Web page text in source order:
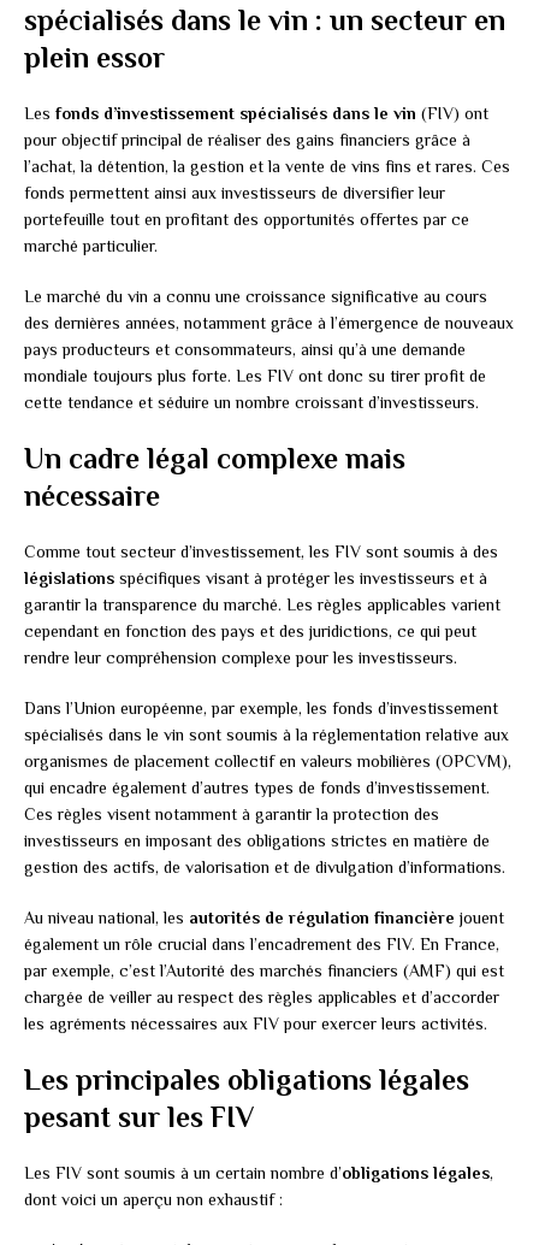
spécialisés dans le vin : un secteur en
plein essor
Les fonds d’investissement spécialisés dans le vin (FIV) ont
pour objectif principal de réaliser des gains financiers grâce à
l’achat, la détention, la gestion et la vente de vins fins et rares. Ces
fonds permettent ainsi aux investisseurs de diversifier leur
portefeuille tout en profitant des opportunités offertes par ce
marché particulier.
Le marché du vin a connu une croissance significative au cours
des dernières années, notamment grâce à l’émergence de nouveaux
pays producteurs et consommateurs, ainsi qu’à une demande
mondiale toujours plus forte. Les FIV ont donc su tirer profit de
cette tendance et séduire un nombre croissant d’investisseurs.
Un cadre légal complexe mais
nécessaire
Comme tout secteur d’investissement, les FIV sont soumis à des
législations spécifiques visant à protéger les investisseurs et à
garantir la transparence du marché. Les règles applicables varient
cependant en fonction des pays et des juridictions, ce qui peut
rendre leur compréhension complexe pour les investisseurs.
Dans l’Union européenne, par exemple, les fonds d’investissement
spécialisés dans le vin sont soumis à la réglementation relative aux
organismes de placement collectif en valeurs mobilières (OPCVM),
qui encadre également d’autres types de fonds d’investissement.
Ces règles visent notamment à garantir la protection des
investisseurs en imposant des obligations strictes en matière de
gestion des actifs, de valorisation et de divulgation d’informations.
Au niveau national, les autorités de régulation financière jouent
également un rôle crucial dans l’encadrement des FIV. En France,
par exemple, c’est l’Autorité des marchés financiers (AMF) qui est
chargée de veiller au respect des règles applicables et d’accorder
les agréments nécessaires aux FIV pour exercer leurs activités.
Les principales obligations légales
pesant sur les FIV
Les FIV sont soumis à un certain nombre d’obligations légales,
dont voici un aperçu non exhaustif :